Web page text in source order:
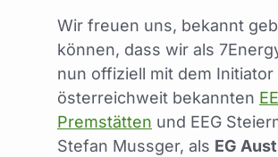
Wir freuen uns, bekannt
können, dass wir als
nun offiziell mit dem Initiator
österreichweit bekannten
Premstätten und EEG
Stefan Mussger, als EG